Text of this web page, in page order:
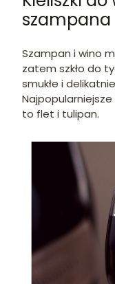
szampana
Szampan i wino
zatem szkło do
smukłe i
to flet i tulipan.